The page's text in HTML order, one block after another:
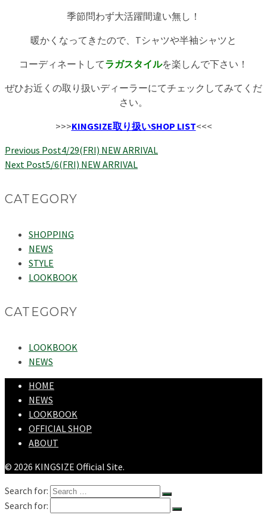
季節問わず大活躍間違い無し！
暖かくなってきたので、Tシャツや半袖シャツと
コーディネートしてラガスタイルを楽しんで下さい！
ぜひお近くの取り扱いディーラーにてチェックしてみてくだ
さい。
>>>KINGSIZE取り扱いSHOP LIST<<<
Previous Post4/29(FRI) NEW ARRIVAL
Next Post5/6(FRI) NEW ARRIVAL
CATEGORY
SHOPPING
NEWS
STYLE
LOOKBOOK
CATEGORY
LOOKBOOK
NEWS
HOME
NEWS
LOOKBOOK
OFFICIAL SHOP
ABOUT
© 2026 KINGSIZE Official Site.
Search for:
Search for: